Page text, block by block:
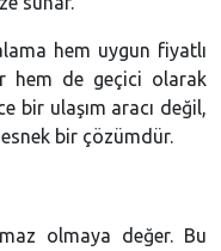
hem uygun fiyatlı
hem de geçici olarak
bir ulaşım aracı değil,
bir çözümdür.
olmaya değer. Bu